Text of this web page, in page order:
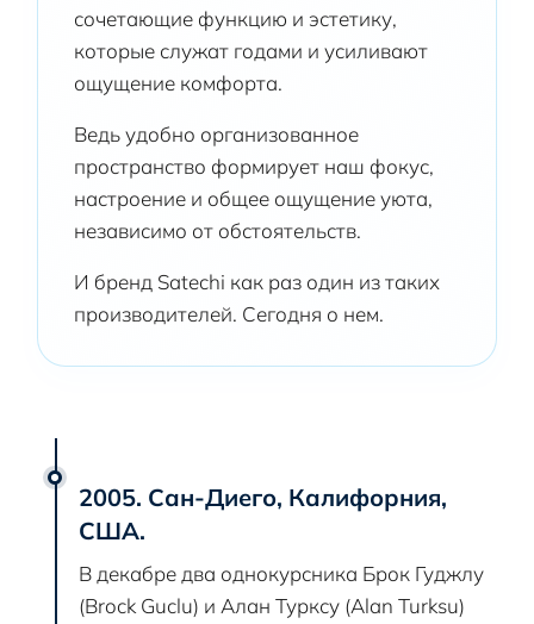
сочетающие функцию и эстетику,
которые служат годами и усиливают
ощущение комфорта.
Ведь удобно организованное
пространство формирует наш фокус,
настроение и общее ощущение уюта,
независимо от обстоятельств.
И бренд Satechi как раз один из таких
производителей. Сегодня о нем.
2005. Сан-Диего, Калифорния,
США.
В декабре два однокурсника Брок Гуджлу
(Brock Guclu) и Алан Турксу (Alan Turksu)